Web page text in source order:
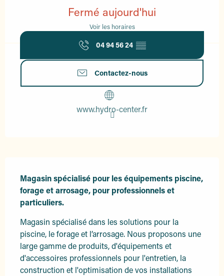
Fermé aujourd'hui
Voir les horaires
04 94 56 24 ▒▒
Contactez-nous
www.hydro-center.fr
Magasin spécialisé pour les équipements piscine,
forage et arrosage, pour professionnels et
particuliers.
Magasin spécialisé dans les solutions pour la
piscine, le forage et l’arrosage. Nous proposons une
large gamme de produits, d'équipements et
d'accessoires professionnels pour l'entretien, la
construction et l'optimisation de vos installations